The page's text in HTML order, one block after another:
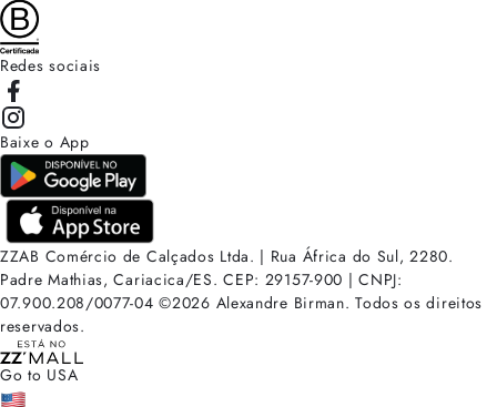
Redes sociais
Baixe o App
ZZAB Comércio de Calçados Ltda. | Rua África do Sul, 2280.
Padre Mathias, Cariacica/ES. CEP: 29157-900 | CNPJ:
07.900.208/0077-04 ©2026 Alexandre Birman. Todos os direitos
reservados.
Go to USA